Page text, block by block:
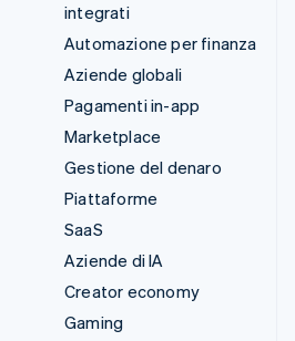
integrati
Automazione per finanza
Aziende globali
Pagamenti in-app
Marketplace
Gestione del denaro
Piattaforme
SaaS
Aziende di IA
Creator economy
Gaming